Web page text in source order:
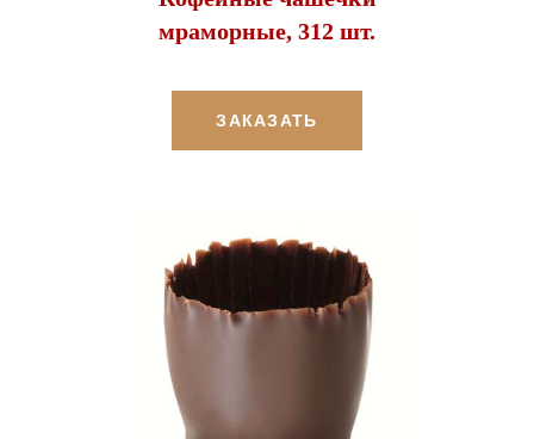
мраморные, 312 шт.
ЗАКАЗАТЬ